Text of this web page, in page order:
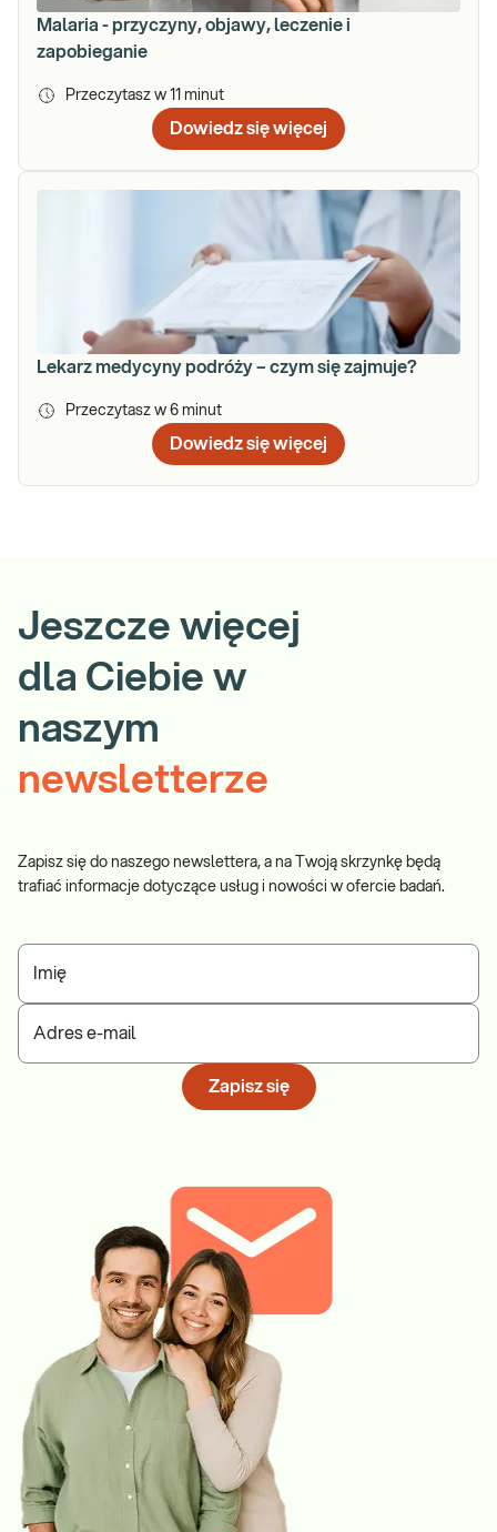
Malaria - przyczyny, objawy, leczenie i
zapobieganie
Przeczytasz w 11 minut
Dowiedz się więcej
Lekarz medycyny podróży – czym się zajmuje?
Przeczytasz w 6 minut
Dowiedz się więcej
Jeszcze więcej
dla Ciebie w
naszym
newsletterze
Zapisz się do naszego newslettera, a na Twoją skrzynkę będą
trafiać informacje dotyczące usług i nowości w ofercie badań.
Imię
Adres e-mail
Zapisz się